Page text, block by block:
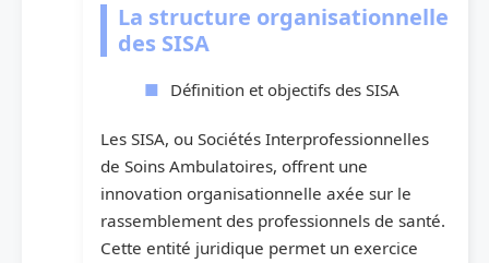
La structure organisationnelle
des SISA
Définition et objectifs des SISA
Les SISA, ou Sociétés Interprofessionnelles
de Soins Ambulatoires, offrent une
innovation organisationnelle axée sur le
rassemblement des professionnels de santé.
Cette entité juridique permet un exercice